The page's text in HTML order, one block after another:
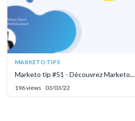
MARKETO TIPS
Marketo tip #51 - Découvrez Marketo...
196 views 03/03/22